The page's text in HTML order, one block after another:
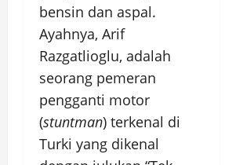
bensin dan aspal.
Ayahnya, Arif
Razgatlioglu, adalah
seorang pemeran
pengganti motor
(stuntman) terkenal di
Turki yang dikenal